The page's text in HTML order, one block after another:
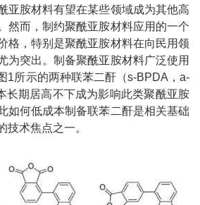
亚胺材料有望在某些领域成为其他高
然而，制约聚酰亚胺材料应用的一个
格，特别是聚酰亚胺材料在向民用领
为突出。制备聚酰亚胺材料广泛使用
1所示的两种联苯二酐（s-BPDA，a-
长期居高不下成为影响此类聚酰亚胺
如何低成本制备联苯二酐是相关基础
技术焦点之一。